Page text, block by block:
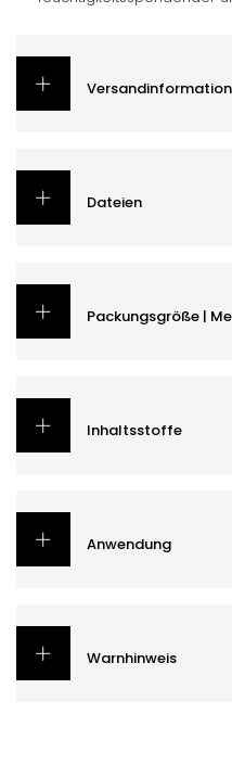
Versandinformation
Dateien
Packungsgröße |
Inhaltsstoffe
Anwendung
Warnhinweis